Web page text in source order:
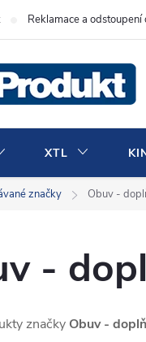
Reklamace a
XTL
značky Obuv -
-
značky Obuv -